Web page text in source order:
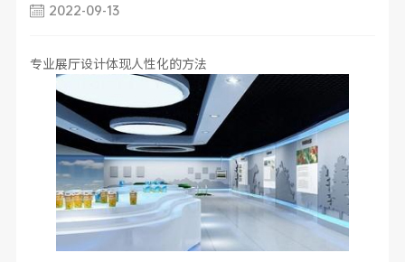
2022-09-13
专业展厅设计体现人性化的方法